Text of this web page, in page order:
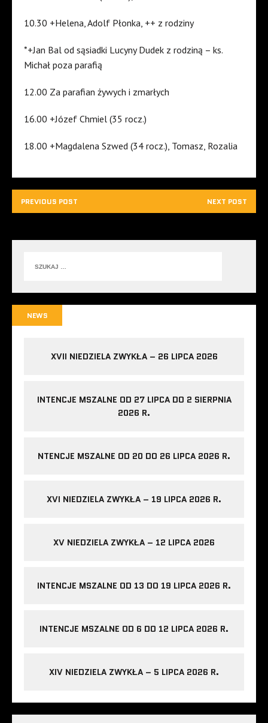
10.30 +Helena, Adolf Płonka, ++ z rodziny
*+Jan Bal od sąsiadki Lucyny Dudek z rodziną – ks.
Michał poza parafią
12.00 Za parafian żywych i zmarłych
16.00 +Józef Chmiel (35 rocz.)
18.00 +Magdalena Szwed (34 rocz.), Tomasz, Rozalia
PREVIOUS POST NEXT POST
NEWS
XVII NIEDZIELA ZWYKŁA – 26 LIPCA 2026
INTENCJE MSZALNE OD 27 LIPCA DO 2 SIERPNIA
2026 R.
NTENCJE MSZALNE OD 20 DO 26 LIPCA 2026 R.
XVI NIEDZIELA ZWYKŁA – 19 LIPCA 2026 R.
XV NIEDZIELA ZWYKŁA – 12 LIPCA 2026
INTENCJE MSZALNE OD 13 DO 19 LIPCA 2026 R.
INTENCJE MSZALNE OD 6 DO 12 LIPCA 2026 R.
XIV NIEDZIELA ZWYKŁA – 5 LIPCA 2026 R.